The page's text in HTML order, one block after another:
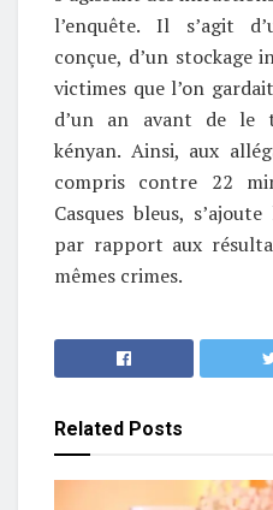
l’enquête. Il s’agit
conçue, d’un stockage
victimes que l’on
d’un an avant de le
kényan. Ainsi, aux
compris contre 22
Casques bleus,
par rapport aux
mêmes crimes.
Related Posts